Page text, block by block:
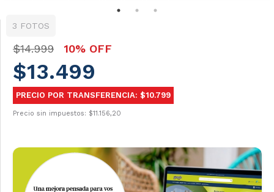
3 FOTOS
$14.999 10% OFF
$13.499
PRECIO POR TRANSFERENCIA: $10.799
Precio sin impuestos: $11.156,20